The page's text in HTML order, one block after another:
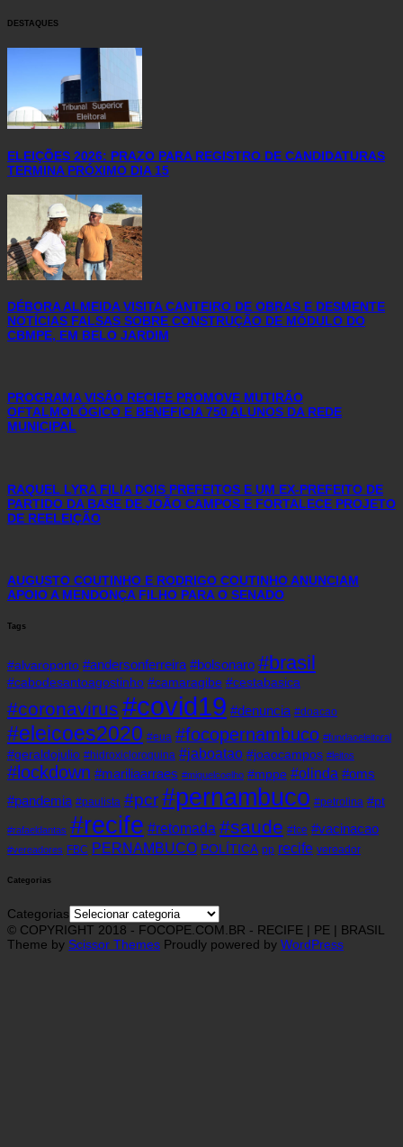
DESTAQUES
ELEIÇÕES 2026: PRAZO PARA REGISTRO DE CANDIDATURAS
TERMINA PRÓXIMO DIA 15
DÉBORA ALMEIDA VISITA CANTEIRO DE OBRAS E DESMENTE
NOTÍCIAS FALSAS SOBRE CONSTRUÇÃO DE MÓDULO DO
CBMPE, EM BELO JARDIM
PROGRAMA VISÃO RECIFE PROMOVE MUTIRÃO
OFTALMOLÓGICO E BENEFICIA 750 ALUNOS DA REDE
MUNICIPAL
RAQUEL LYRA FILIA DOIS PREFEITOS E UM EX-PREFEITO DE
PARTIDO DA BASE DE JOÃO CAMPOS E FORTALECE PROJETO
DE REELEIÇÃO
AUGUSTO COUTINHO E RODRIGO COUTINHO ANUNCIAM
APOIO A MENDONÇA FILHO PARA O SENADO
Tags
#alvaroporto #andersonferreira #bolsonaro #brasil
#cabodesantoagostinho #camaragibe #cestabasica
#coronavirus #covid19 #denuncia #doacao
#eleicoes2020 #eua #focopernambuco #fundaoeleitoral
#geraldojulio #hidroxicloroquina #jaboatao #joaocampos #leitos
#lockdown #mariliaarraes #miguelcoelho #mppe #olinda #oms
#pandemia #paulista #pcr#pernambuco #petrolina #pt
#rafaeldantas #recife #retomada #saude #tce #vacinacao
#vereadores FBC PERNAMBUCO POLÍTICA pp recife vereador
Categorias
Categorias
© COPYRIGHT 2018 - FOCOPE.COM.BR - RECIFE | PE | BRASIL
Theme by Scissor Themes Proudly powered by WordPress